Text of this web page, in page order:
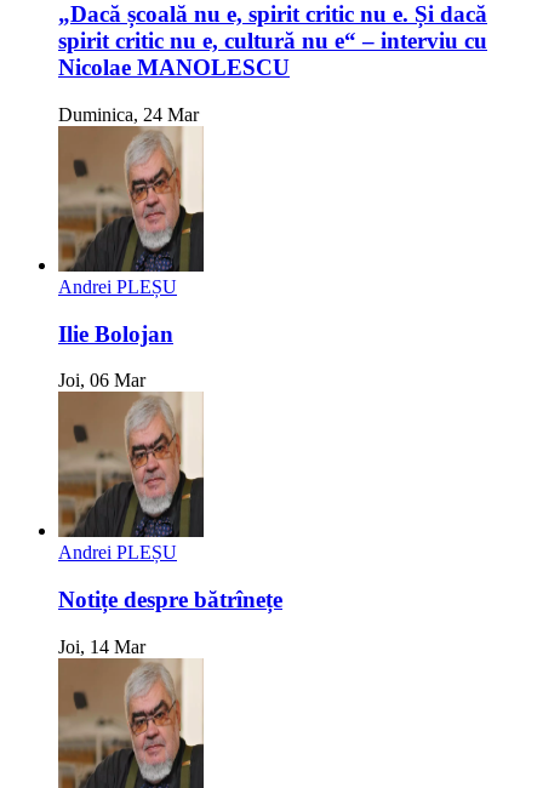
„Dacă școală nu e, spirit critic nu e. Și dacă
spirit critic nu e, cultură nu e“ – interviu cu
Nicolae MANOLESCU
Duminica, 24 Mar
Andrei PLEȘU
Ilie Bolojan
Joi, 06 Mar
Andrei PLEȘU
Notițe despre bătrînețe
Joi, 14 Mar